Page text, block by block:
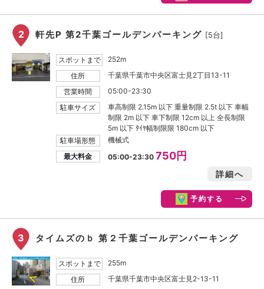
2 軒先P 第2千葉ゴールデンパーキング [5台]
スポットまで
252m
住所
千葉県千葉市中央区富士見2丁目13-11
営業時間
05:00-23:30
駐車サイズ
車高制限 2.15m 以下 重量制限 2.5t 以下 車幅
制限 2m 以下 車下制限 12cm 以上 全長制限
5m 以下 ﾀｲﾔ幅制限限 180cm 以下
駐車場形態
機械式
最大料金
05:00-23:30 750円
詳細へ
予約する
3 タイムズのｂ 第２千葉ゴールデンパーキング
スポットまで
255m
住所
千葉県千葉市中央区富士見2-13-11